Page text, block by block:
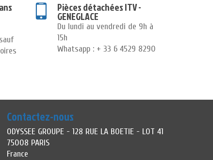
Pièces détachées ITV -
GENEGLACE
Du lundi au vendredi de 9h à
15h
Whatsapp : + 33 6 4529 8290
Contactez-nous
ODYSSEE GROUPE - 128 RUE LA BOETIE - LOT 41
75008 PARIS
France